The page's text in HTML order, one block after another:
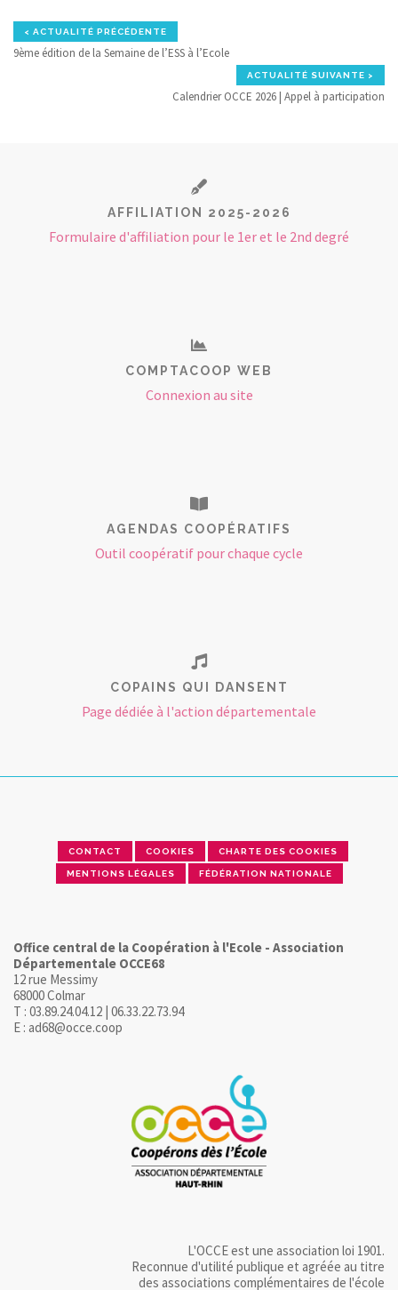
< ACTUALITÉ PRÉCÉDENTE
9ème édition de la Semaine de l’ESS à l’Ecole
ACTUALITÉ SUIVANTE >
Calendrier OCCE 2026 | Appel à participation
AFFILIATION 2025-2026
Formulaire d'affiliation pour le 1er et le 2nd degré
COMPTACOOP WEB
Connexion au site
AGENDAS COOPÉRATIFS
Outil coopératif pour chaque cycle
COPAINS QUI DANSENT
Page dédiée à l'action départementale
CONTACT COOKIES CHARTE DES COOKIES
MENTIONS LÉGALES FÉDÉRATION NATIONALE
Office central de la Coopération à l'Ecole - Association
Départementale OCCE68
12 rue Messimy
68000 Colmar
T : 03.89.24.04.12 | 06.33.22.73.94
E : ad68@occe.coop
L'OCCE est une association loi 1901.
Reconnue d'utilité publique et agréée au titre
des associations complémentaires de l'école